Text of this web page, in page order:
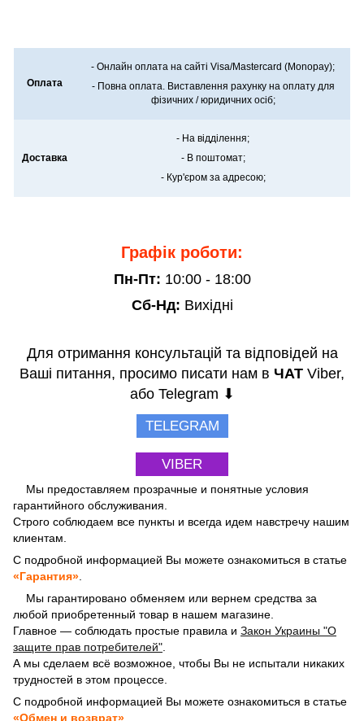
Оплата
- Онлайн оплата на сайті Visa/Mastercard (Monopay);
- Повна оплата. Виставлення рахунку на оплату для
фізичних / юридичних осіб;
Доставка
- На відділення;
- В поштомат;
- Кур'єром за адресою;
Графік роботи:
Пн-Пт: 10:00 - 18:00
Сб-Нд: Вихідні
Для отримання консультацій та відповідей на
Ваші питання, просимо писати нам в ЧАТ Viber,
або Telegram ⬇
TELEGRAM
VIBER
Мы предоставляем прозрачные и понятные условия
гарантийного обслуживания.
Строго соблюдаем все пункты и всегда идем навстречу нашим
клиентам.
С подробной информацией Вы можете ознакомиться в статье
«Гарантия»
Мы гарантировано обменяем или вернем средства за
любой приобретенный товар в нашем магазине.
Главное — соблюдать простые правила и Закон Украины "О
защите прав потребителей"
А мы сделаем всё возможное, чтобы Вы не испытали никаких
трудностей в этом процессе.
С подробной информацией Вы можете ознакомиться в статье
«Обмен и возврат»